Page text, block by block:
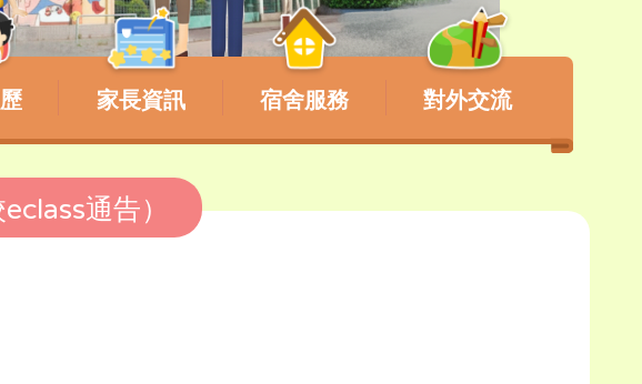
家長資訊 宿舍服務 對外交流
通告）